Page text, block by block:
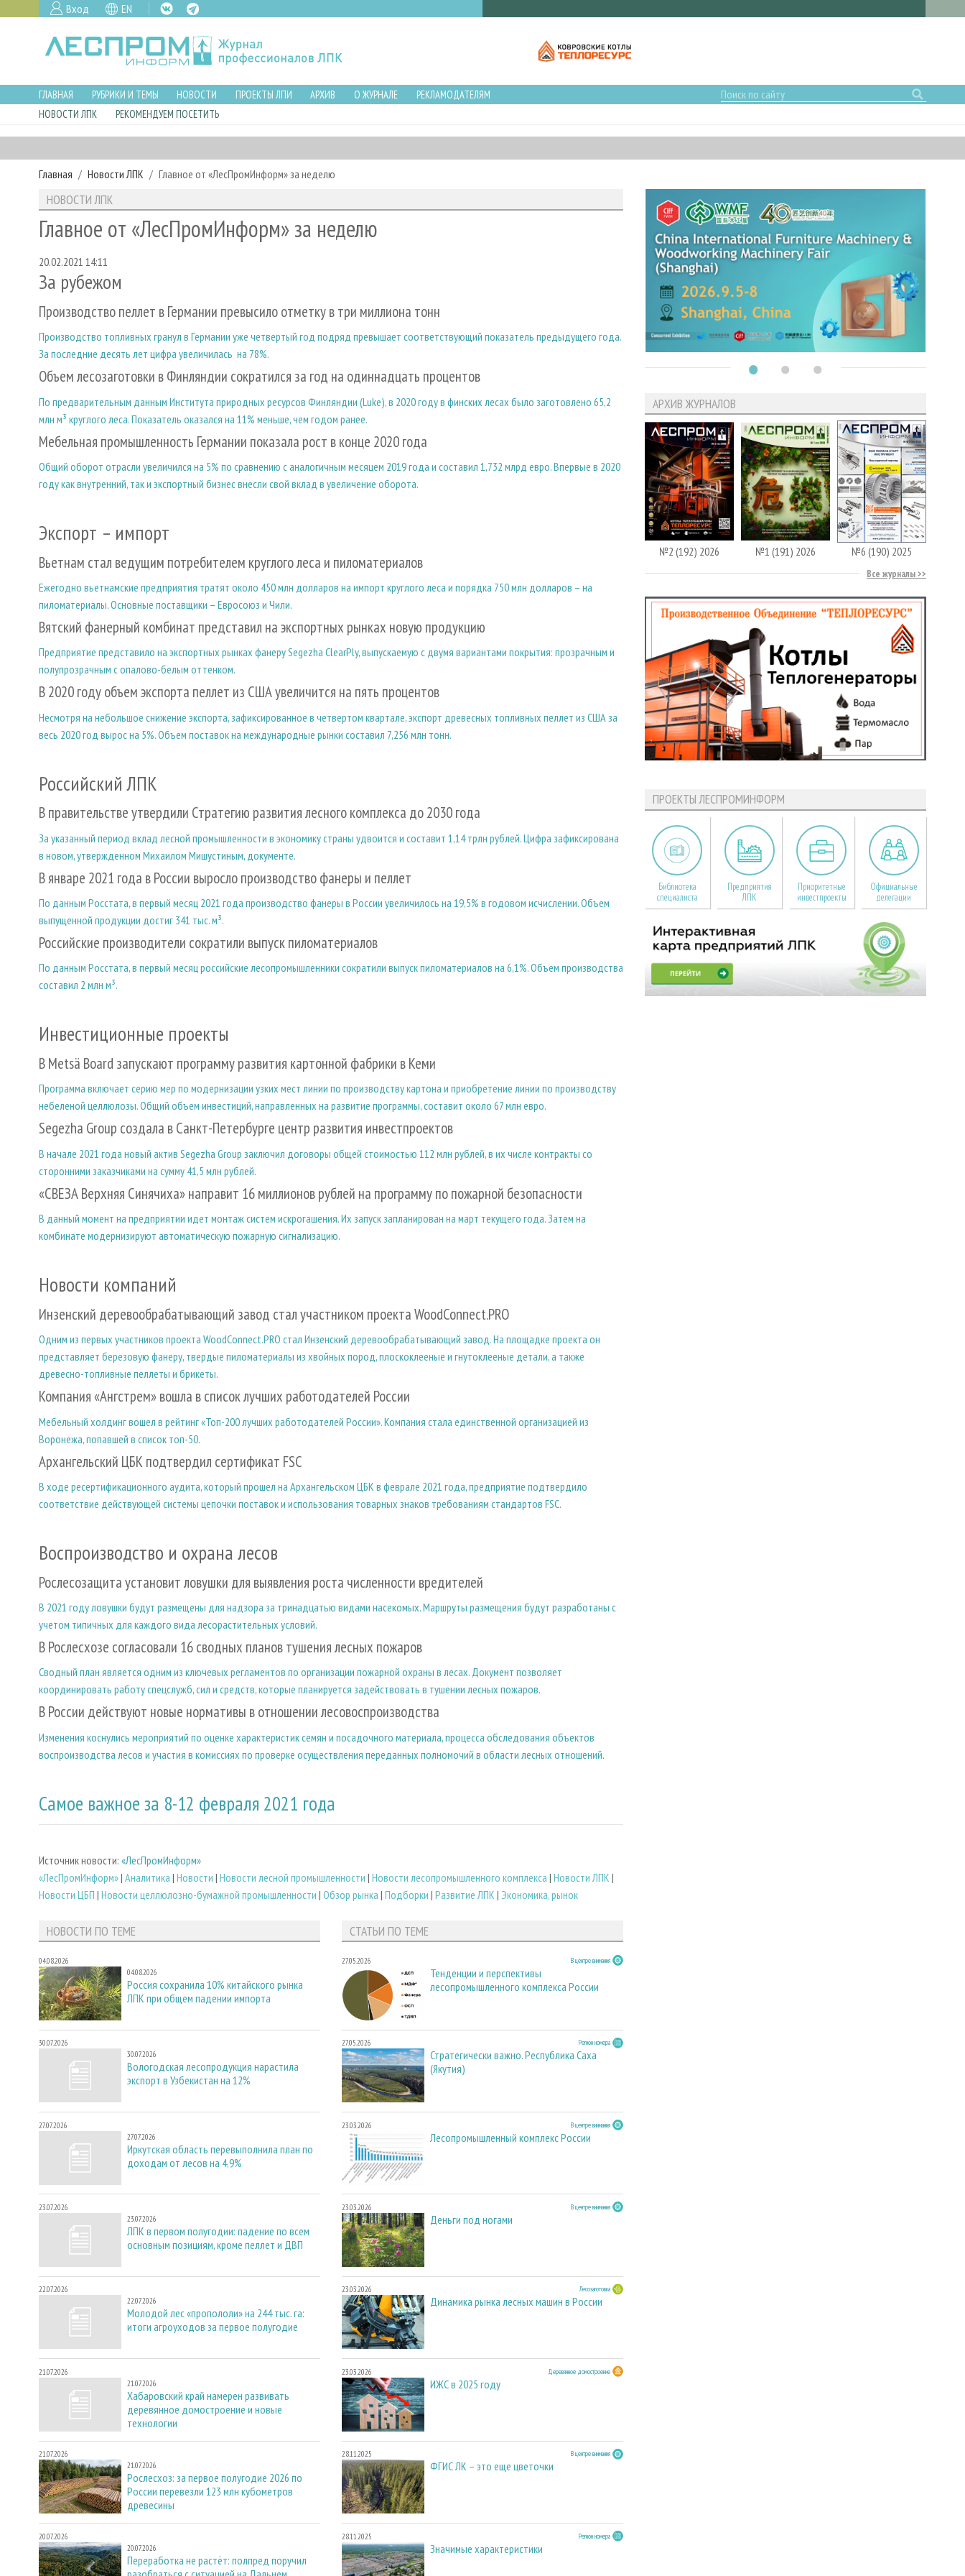
Вход EN
ГЛАВНАЯ РУБРИКИ И ТЕМЫ НОВОСТИ ПРОЕКТЫ ЛПИ АРХИВ О ЖУРНАЛЕ
РЕКЛАМОДАТЕЛЯМ
НОВОСТИ ЛПК
РЕКОМЕНДУЕМ ПОСЕТИТЬ
Главная Новости ЛПК Главное от «ЛесПромИнформ» за неделю
НОВОСТИ ЛПК
Главное от «ЛесПромИнформ» за неделю
20.02.2021 14:11
За рубежом
Производство пеллет в Германии превысило отметку в три миллиона тонн
Производство топливных гранул в Германии уже четвертый год подряд превышает соответствующий показатель предыдущего года.
За последние десять лет цифра увеличилась на 78%.
Объем лесозаготовки в Финляндии сократился за год на одиннадцать процентов
По предварительным данным Института природных ресурсов Финляндии (Luke), в 2020 году в финских лесах было заготовлено 65,2
млн м³ круглого леса. Показатель оказался на 11% меньше, чем годом ранее.
Мебельная промышленность Германии показала рост в конце 2020 года
Общий оборот отрасли увеличился на 5% по сравнению с аналогичным месяцем 2019 года и составил 1,732 млрд евро. Впервые в 2020
году как внутренний, так и экспортный бизнес внесли свой вклад в увеличение оборота.
Экспорт – импорт
Вьетнам стал ведущим потребителем круглого леса и пиломатериалов
Ежегодно вьетнамские предприятия тратят около 450 млн долларов на импорт круглого леса и порядка 750 млн долларов – на
пиломатериалы. Основные поставщики – Евросоюз и Чили.
Вятский фанерный комбинат представил на экспортных рынках новую продукцию
Предприятие представило на экспортных рынках фанеру Segezha ClearPly, выпускаемую с двумя вариантами покрытия: прозрачным и
полупрозрачным с опалово-белым оттенком.
В 2020 году объем экспорта пеллет из США увеличится на пять процентов
Несмотря на небольшое снижение экспорта, зафиксированное в четвертом квартале, экспорт древесных топливных пеллет из США за
весь 2020 год вырос на 5%. Объем поставок на международные рынки составил 7,256 млн тонн.
Российский ЛПК
В правительстве утвердили Стратегию развития лесного комплекса до 2030 года
За указанный период вклад лесной промышленности в экономику страны удвоится и составит 1,14 трлн рублей. Цифра зафиксирована
в новом, утвержденном Михаилом Мишустиным, документе.
В январе 2021 года в России выросло производство фанеры и пеллет
По данным Росстата, в первый месяц 2021 года производство фанеры в России увеличилось на 19,5% в годовом исчислении. Объем
выпущенной продукции достиг 341 тыс. м³.
Российские производители сократили выпуск пиломатериалов
По данным Росстата, в первый месяц российские лесопромышленники сократили выпуск пиломатериалов на 6,1%. Объем производства
составил 2 млн м³.
Инвестиционные проекты
В Metsä Board запускают программу развития картонной фабрики в Кеми
Программа включает серию мер по модернизации узких мест линии по производству картона и приобретение линии по производству
небеленой целлюлозы. Общий объем инвестиций, направленных на развитие программы, составит около 67 млн евро.
Segezha Group создала в Санкт-Петербурге центр развития инвестпроектов
В начале 2021 года новый актив Segezha Group заключил договоры общей стоимостью 112 млн рублей, в их числе контракты со
сторонними заказчиками на сумму 41,5 млн рублей.
«СВЕЗА Верхняя Синячиха» направит 16 миллионов рублей на программу по пожарной безопасности
В данный момент на предприятии идет монтаж систем искрогашения. Их запуск запланирован на март текущего года. Затем на
комбинате модернизируют автоматическую пожарную сигнализацию.
Новости компаний
Инзенский деревообрабатывающий завод стал участником проекта WoodConnect.PRO
Одним из первых участников проекта WoodConnect.PRO стал Инзенский деревообрабатывающий завод. На площадке проекта он
представляет березовую фанеру, твердые пиломатериалы из хвойных пород, плоскоклееные и гнутоклееные детали, а также
древесно-топливные пеллеты и брикеты.
Компания «Ангстрем» вошла в список лучших работодателей России
Мебельный холдинг вошел в рейтинг «Топ-200 лучших работодателей России». Компания стала единственной организацией из
Воронежа, попавшей в список топ-50.
Архангельский ЦБК подтвердил сертификат FSC
В ходе ресертификационного аудита, который прошел на Архангельском ЦБК в феврале 2021 года, предприятие подтвердило
соответствие действующей системы цепочки поставок и использования товарных знаков требованиям стандартов FSC.
Воспроизводство и охрана лесов
Рослесозащита установит ловушки для выявления роста численности вредителей
В 2021 году ловушки будут размещены для надзора за тринадцатью видами насекомых. Маршруты размещения будут разработаны с
учетом типичных для каждого вида лесорастительных условий.
В Рослесхозе согласовали 16 сводных планов тушения лесных пожаров
Сводный план является одним из ключевых регламентов по организации пожарной охраны в лесах. Документ позволяет
координировать работу спецслужб, сил и средств, которые планируется задействовать в тушении лесных пожаров.
В России действуют новые нормативы в отношении лесовоспроизводства
Изменения коснулись мероприятий по оценке характеристик семян и посадочного материала, процесса обследования объектов
воспроизводства лесов и участия в комиссиях по проверке осуществления переданных полномочий в области лесных отношений.
Самое важное за 8-12 февраля 2021 года
Источник новости: «ЛесПромИнформ»
«ЛесПромИнформ»| Аналитика | Новости | Новости лесной промышленности | Новости лесопромышленного комплекса | Новости ЛПК |
Новости ЦБП | Новости целлюлозно-бумажной промышленности | Обзор рынка | Подборки | Развитие ЛПК | Экономика, рынок
НОВОСТИ ПО ТЕМЕ
04.08.2026
04.08.2026
Россия сохранила 10% китайского рынка
ЛПК при общем падении импорта
30.07.2026
30.07.2026
Вологодская лесопродукция нарастила
экспорт в Узбекистан на 12%
27.07.2026
27.07.2026
Иркутская область перевыполнила план по
доходам от лесов на 4,9%
23.07.2026
23.07.2026
ЛПК в первом полугодии: падение по всем
основным позициям, кроме пеллет и ДВП
22.07.2026
22.07.2026
Молодой лес «пропололи» на 244 тыс. га:
итоги агроуходов за первое полугодие
21.07.2026
21.07.2026
Хабаровский край намерен развивать
деревянное домостроение и новые
технологии
21.07.2026
21.07.2026
Рослесхоз: за первое полугодие 2026 по
России перевезли 123 млн кубометров
древесины
20.07.2026
20.07.2026
Переработка не растёт: полпред поручил
СТАТЬИ ПО ТЕМЕ
27.05.2026 В центре внимания
Тенденции и перспективы
лесопромышленного комплекса России
27.05.2026 Регион номера
Стратегически важно. Республика Саха
(Якутия)
23.03.2026 В центре внимания
Лесопромышленный комплекс России
23.03.2026 В центре внимания
Деньги под ногами
23.03.2026 Лесозаготовка
Динамика рынка лесных машин в России
23.03.2026 Деревянное домостроение
ИЖС в 2025 году
28.11.2025 В центре внимания
ФГИС ЛК – это еще цветочки
28.11.2025 Регион номера
Значимые характеристики
АРХИВ ЖУРНАЛОВ
№2 (192) 2026 №1 (191) 2026 №6 (190) 2025
Все журналы
ПРОЕКТЫ ЛЕСПРОМИНФОРМ
Библиотека
специалиста
Предприятия
ЛПК
Приоритетные
инвестпроекты
Официальные
делегации